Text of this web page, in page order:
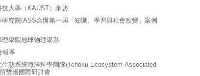
大學（KAUST）來訪
究院IASS合辦第一屆「知識、學習與社會改變」案例
學院地球物理學系
報導
態系統海洋科學團隊(Tohoku Ecosystem-Associated
雙邊國際研討會